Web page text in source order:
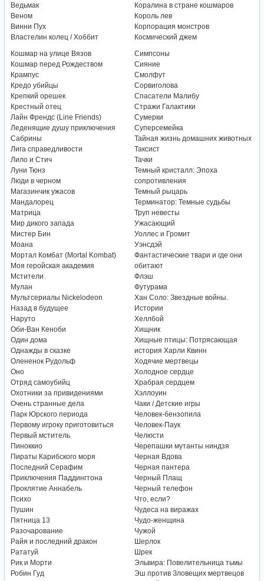
Ведьмак
Веном
Винни Пух
Властелин колец / Хоббит
Коралина в стране кошмаров
Король лев
Корпорация монстров
Космический джем
Кошмар на улице Вязов
Кошмар перед Рождеством
Крампус
Кредо убийцы
Крепкий орешек
Крестный отец
Лайн Френдс (Line Friends)
Леденящие душу приключения
Сабрины
Лига справедливости
Лило и Стич
Луни Тюнз
Люди в черном
Магазинчик ужасов
Мандалорец
Матрица
Мир дикого запада
Мистер Бин
Моана
Мортал Комбат (Mortal Kombat)
Моя геройская академия
Мстители
Мулан
Мультсериалы Nickelodeon
Назад в будущее
Наруто
Оби-Ван Кеноби
Один дома
Однажды в сказке
Олененок Рудольф
Оно
Отряд самоубийц
Охотники за привидениями
Очень странные дела
Парк Юрского периода
Первому игроку приготовиться
Первый мститель
Пиноккио
Пираты Карибского моря
Последний Серафим
Приключения Паддингтона
Проклятие Аннабель
Психо
Пушин
Пятница 13
Разочарование
Райя и последний дракон
Рататуй
Рик и Морти
Робин Гуд
Симпсоны
Сияние
Смолфут
Сорвиголова
Спасатели Малибу
Стражи Галактики
Сумерки
Суперсемейка
Тайная жизнь домашних животных
Таксист
Тачки
Темный кристалл: Эпоха
сопротивления
Темный рыцарь
Терминатор: Темные судьбы
Труп невесты
Ужасающий
Уоллес и Громит
Уэнсдэй
Фантастические твари и где они
обитают
Флэш
Футурама
Хан Соло: Звездные войны.
Истории
Хеллбой
Хищник
Хищные птицы: Потрясающая
история Харли Квинн
Ходячие мертвецы
Холодное сердце
Храбрая сердцем
Хэллоуин
Чаки / Детские игры
Человек-бензопила
Человек-Паук
Челюсти
Черепашки мутанты ниндзя
Черная Вдова
Черная пантера
Черный Плащ
Черный телефон
Что, если?
Чудеса на виражах
Чудо-женщина
Чужой
Шерлок
Шрек
Эльвира: Повелительница тьмы
Эш против Зловещих мертвецов